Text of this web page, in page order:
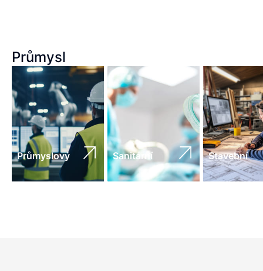
Průmysl
Průmyslový Sanitární Stavební